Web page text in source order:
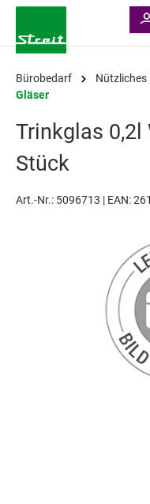
Bürobedarf Nützliches
Gläser
Trinkglas 0,2l
Stück
Art.-Nr.: 5096713 | EAN: